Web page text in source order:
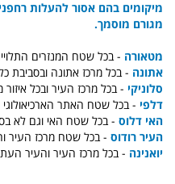
מיקומים בהם אסור להעלות
מגורם מוסמך.
מטאורה - בכל שטח המנזרים
אתונה - בכל מרכז אתונה ובסביבת
סלוניקי - בכל מרכז העיר ובכל איזור
דלפי - בכל שטח האתר הארכיאולוגי
האי דלוס - בכל שטח האי וגם לא
העיר רודוס - בכל שטח מרכז העיר
יואנינה - בכל מרכז העיר והעיר